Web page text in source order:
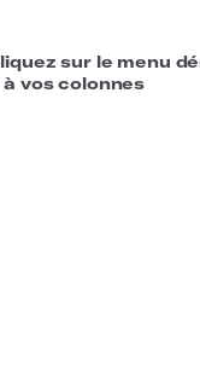
sur le menu
vos colonnes